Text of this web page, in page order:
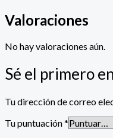
Valoraciones
No hay valoraciones aún.
Sé el primero
Tu dirección de correo
Tu puntuación*